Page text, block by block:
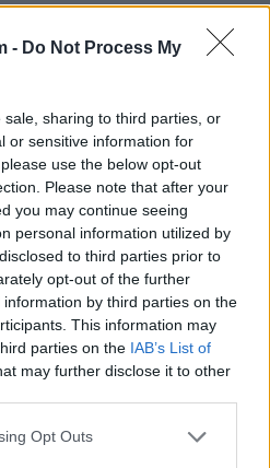
- Do Not Process My
sharing to third parties, or
or sensitive information for
use the below opt-out
Please note that after your
you may continue seeing
personal information utilized by
to third parties prior to
opt-out of the further
by third parties on the
This information may
parties on the IAB’s List of
may further disclose it to other
Opt Outs
al Solsticio de
la época de invierno?
rituales interesantes
y cargarte con las mejores
a tu vida diaria y no
del año: